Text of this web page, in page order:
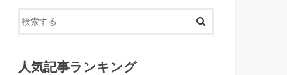
人気記事ランキング